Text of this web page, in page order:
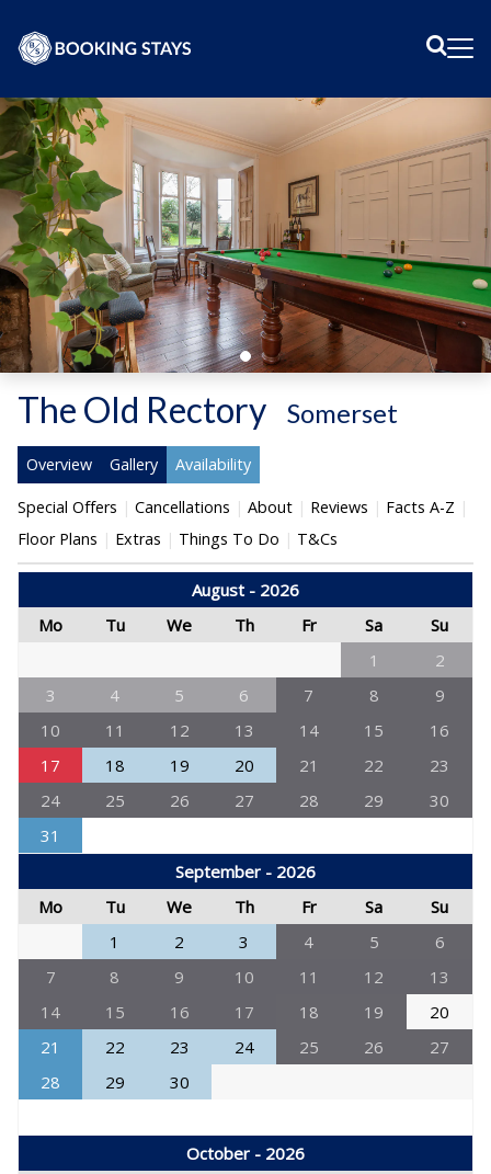
The Old Rectory Somerset
Overview Gallery Availability
Special Offers Cancellations About Reviews
Facts A-Z
Floor Plans
Extras Things To Do T&Cs
August - 2026
Mo
Tu We Th Fr Sa
Su
1
2
3
4 5 6 7 8
9
10
11 12 13 14 15
16
17
18 19 20 21 22
23
24
25 26 27 28 29
30
31
September - 2026
Mo
Tu We Th Fr Sa
Su
1
2 3 4 5
6
7
8 9 10 11 12
13
14
15 16 17 18 19
20
21
22 23 24 25 26
27
28
29 30
October - 2026